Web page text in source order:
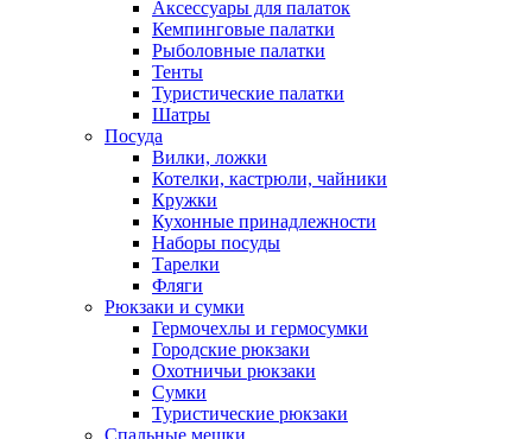
Аксессуары для палаток
Кемпинговые палатки
Рыболовные палатки
Тенты
Туристические палатки
Шатры
Посуда
Вилки, ложки
Котелки, кастрюли, чайники
Кружки
Кухонные принадлежности
Наборы посуды
Тарелки
Фляги
Рюкзаки и сумки
Гермочехлы и гермосумки
Городские рюкзаки
Охотничьи рюкзаки
Сумки
Туристические рюкзаки
Спальные мешки